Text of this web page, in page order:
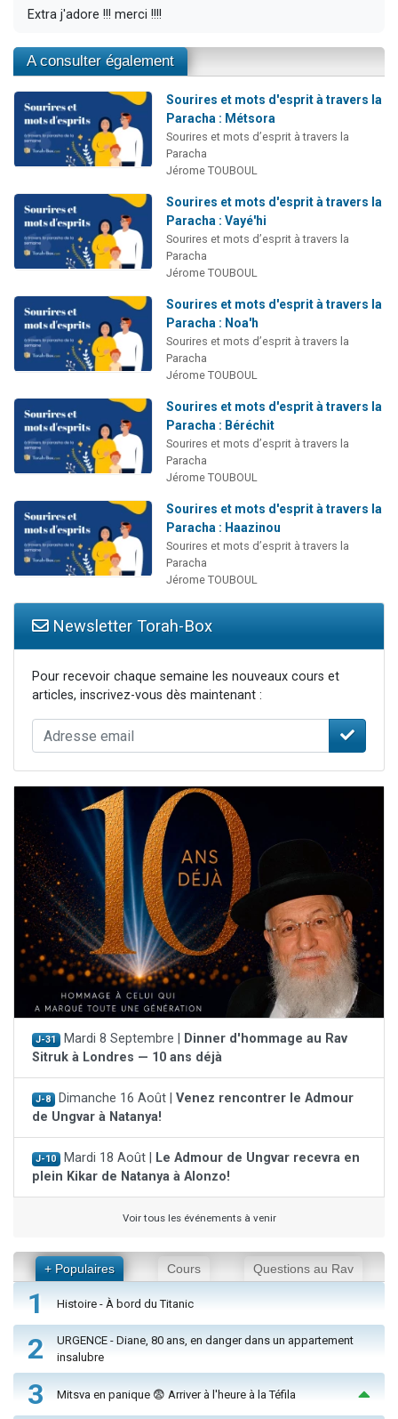
Extra j'adore !!! merci !!!!
A consulter également
Sourires et mots d'esprit à travers la
Paracha : Métsora
Sourires et mots d’esprit à travers la
Paracha
Jérome TOUBOUL
Sourires et mots d'esprit à travers la
Paracha : Vayé'hi
Sourires et mots d’esprit à travers la
Paracha
Jérome TOUBOUL
Sourires et mots d'esprit à travers la
Paracha : Noa'h
Sourires et mots d’esprit à travers la
Paracha
Jérome TOUBOUL
Sourires et mots d'esprit à travers la
Paracha : Béréchit
Sourires et mots d’esprit à travers la
Paracha
Jérome TOUBOUL
Sourires et mots d'esprit à travers la
Paracha : Haazinou
Sourires et mots d’esprit à travers la
Paracha
Jérome TOUBOUL
Newsletter Torah-Box
Pour recevoir chaque semaine les nouveaux cours et
articles, inscrivez-vous dès maintenant :
J-31 Mardi 8 Septembre |
Dinner d'hommage au Rav
Sitruk à Londres — 10 ans déjà
J-8 Dimanche 16 Août | Venez rencontrer le Admour
de Ungvar à Natanya!
J-10 Mardi 18 Août |
Le Admour de Ungvar recevra en
plein Kikar de Natanya à Alonzo!
Voir tous les événements à venir
+ Populaires Cours Questions au Rav
1 Histoire - À bord du Titanic
2
URGENCE - Diane, 80 ans, en danger dans un appartement
insalubre
3 Mitsva en panique 😨 Arriver à l'heure à la Téfila